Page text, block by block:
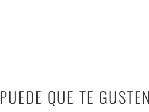
PUEDE QUE TE GUSTEN